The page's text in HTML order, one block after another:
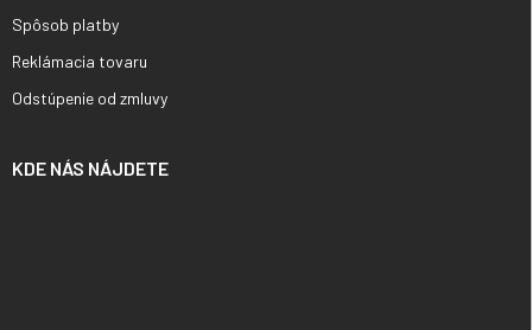
Spôsob platby
Reklámacia tovaru
Odstúpenie od zmluvy
KDE NÁS NÁJDETE